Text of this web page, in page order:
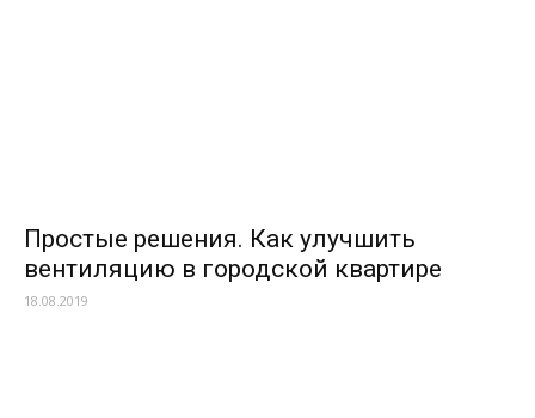
Простые решения. Как улучшить
вентиляцию в городской квартире
18.08.2019